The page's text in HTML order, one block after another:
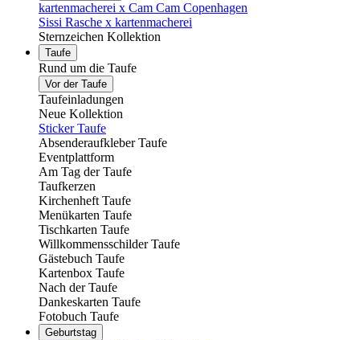
kartenmacherei x Cam Cam Copenhagen
Sissi Rasche x kartenmacherei
Sternzeichen Kollektion
Taufe
Rund um die Taufe
Vor der Taufe
Taufeinladungen
Neue Kollektion
Sticker Taufe
Absenderaufkleber Taufe
Eventplattform
Am Tag der Taufe
Taufkerzen
Kirchenheft Taufe
Menükarten Taufe
Tischkarten Taufe
Willkommensschilder Taufe
Gästebuch Taufe
Kartenbox Taufe
Nach der Taufe
Dankeskarten Taufe
Fotobuch Taufe
Geburtstag